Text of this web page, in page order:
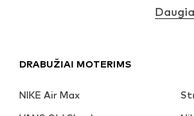
DRABUŽIAI MOTERIMS
NIKE Air Max